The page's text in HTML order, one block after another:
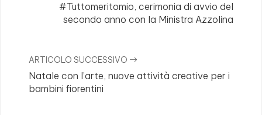
#Tuttomeritomio, cerimonia di avvio del
secondo anno con la Ministra Azzolina
ARTICOLO SUCCESSIVO
Natale con l’arte, nuove attività creative per i
bambini fiorentini